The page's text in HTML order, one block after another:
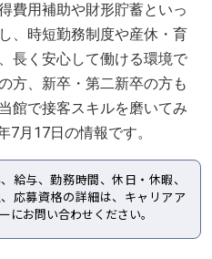
費用補助や財形貯蓄といっ
、時短勤務制度や産休・育
長く安心して働ける環境で
方、新卒・第二新卒の方も
館で接客スキルを磨いてみ
7月17日の情報です。
給与、勤務時間、休日・休暇、
応募資格の詳細は、キャリアア
にお問い合わせください。